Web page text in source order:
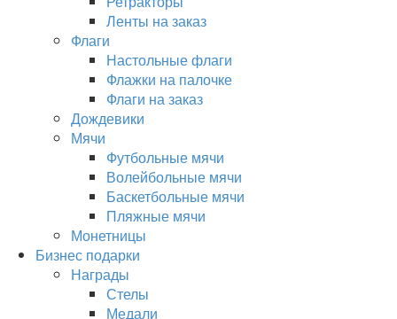
Ленты на заказ
Флаги
Настольные флаги
Флажки на палочке
Флаги на заказ
Дождевики
Мячи
Футбольные мячи
Волейбольные мячи
Баскетбольные мячи
Пляжные мячи
Монетницы
Бизнес подарки
Награды
Стелы
Медали